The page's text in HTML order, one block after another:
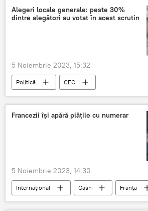
Alegeri locale generale: peste 30%
dintre alegători au votat în acest scrutin
5 Noiembrie 2023, 15:32
Politică
CEC
Alegeri locale generale în Moldova
Francezii își apără plățile cu numerar
5 Noiembrie 2023, 14:30
Internațional Cash Franța